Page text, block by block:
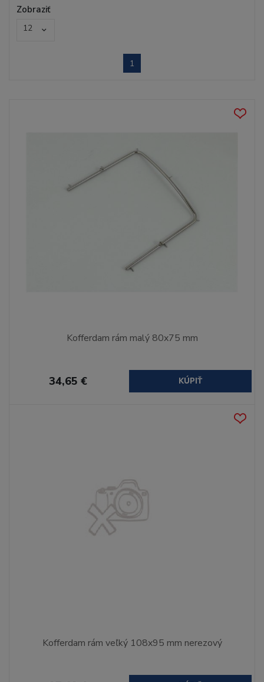
Zobraziť
12
1
Kofferdam rám malý 80x75 mm
34,65 € KÚPIŤ
Kofferdam rám veľký 108x95 mm nerezový